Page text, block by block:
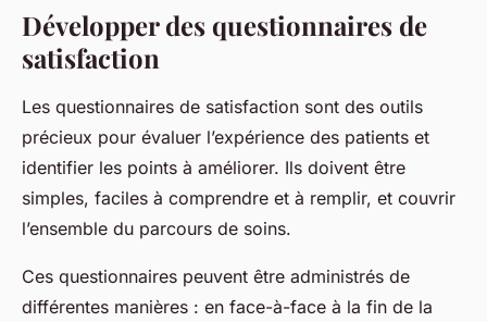
Développer des questionnaires de
satisfaction
Les questionnaires de satisfaction sont des outils
précieux pour évaluer l’expérience des patients et
identifier les points à améliorer. Ils doivent être
simples, faciles à comprendre et à remplir, et couvrir
l’ensemble du parcours de soins.
Ces questionnaires peuvent être administrés de
différentes manières : en face-à-face à la fin de la